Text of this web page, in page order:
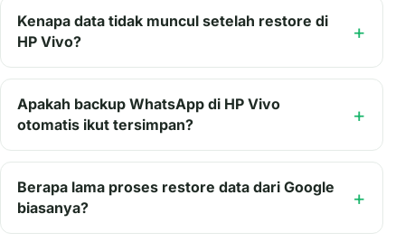
Kenapa data tidak muncul setelah restore di
HP Vivo?
Apakah backup WhatsApp di HP Vivo
otomatis ikut tersimpan?
Berapa lama proses restore data dari Google
biasanya?